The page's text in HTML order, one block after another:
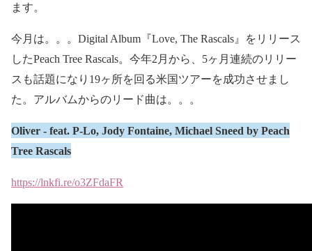
ます。
今月は。。。 Digital Album 『Love, The Rascals 』をリリース
したPeach Tree Rascals。今年2 月から、 5ヶ月連続のリリー
スも話題になり 19ヶ所を回る米国ツアーを成功させまし
た。 アルバムからのリード曲は。。。
Oliver - feat. P-Lo, Jody Fontaine, Michael Sneed by Peach
Tree Rascals
https://lnkfi.re/o3ZFdaFR